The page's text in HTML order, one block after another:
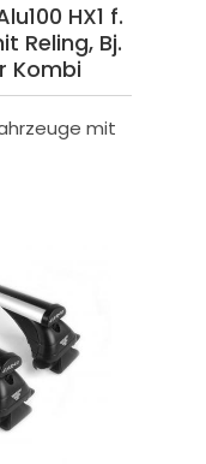
HX1 f.
Reling, Bj.
Kombi
mit